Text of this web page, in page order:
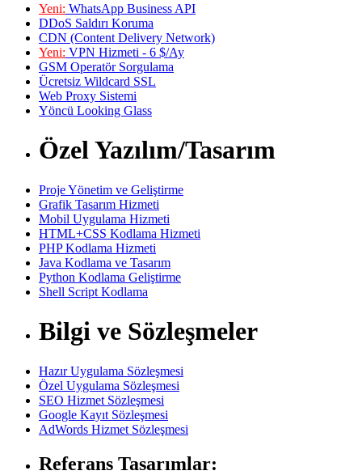
Yeni: WhatsApp Business API
DDoS Saldırı Koruma
CDN (Content Delivery Network)
Yeni: VPN Hizmeti - 6 $/Ay
GSM Operatör Sorgulama
Ücretsiz Wildcard SSL
Web Proxy Sistemi
Yöncü Looking Glass
Özel Yazılım/Tasarım
Proje Yönetim ve Geliştirme
Grafik Tasarım Hizmeti
Mobil Uygulama Hizmeti
HTML+CSS Kodlama Hizmeti
PHP Kodlama Hizmeti
Java Kodlama ve Tasarım
Python Kodlama Geliştirme
Shell Script Kodlama
Bilgi ve Sözleşmeler
Hazır Uygulama Sözleşmesi
Özel Uygulama Sözleşmesi
SEO Hizmet Sözleşmesi
Google Kayıt Sözleşmesi
AdWords Hizmet Sözleşmesi
Referans Tasarımlar: